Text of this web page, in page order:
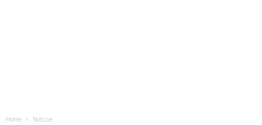
Home Notizie